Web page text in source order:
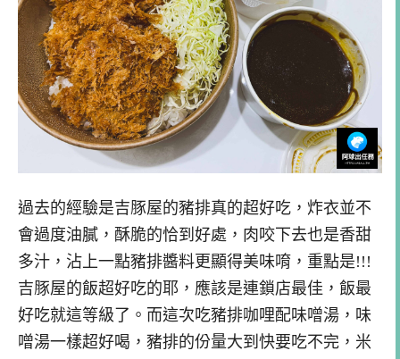
過去的經驗是吉豚屋的豬排真的超好吃，炸衣並不
會過度油膩，酥脆的恰到好處，肉咬下去也是香甜
多汁，沾上一點豬排醬料更顯得美味唷，重點是!!!
吉豚屋的飯超好吃的耶，應該是連鎖店最佳，飯最
好吃就這等級了。而這次吃豬排咖哩配味噌湯，味
噌湯一樣超好喝，豬排的份量大到快要吃不完，米